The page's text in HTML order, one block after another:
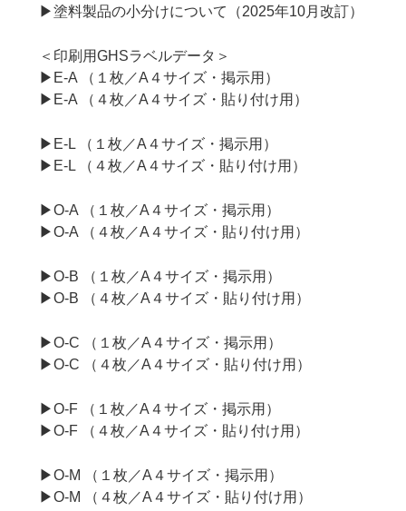
▶塗料製品の小分けについて（2025年10月改訂）
＜印刷用GHSラベルデータ＞
▶E-A （１枚／A４サイズ・掲示用）
▶E-A （４枚／A４サイズ・貼り付け用）
▶E-L （１枚／A４サイズ・掲示用）
▶E-L （４枚／A４サイズ・貼り付け用）
▶O-A （１枚／A４サイズ・掲示用）
▶O-A （４枚／A４サイズ・貼り付け用）
▶O-B （１枚／A４サイズ・掲示用）
▶O-B （４枚／A４サイズ・貼り付け用）
▶O-C （１枚／A４サイズ・掲示用）
▶O-C （４枚／A４サイズ・貼り付け用）
▶O-F （１枚／A４サイズ・掲示用）
▶O-F （４枚／A４サイズ・貼り付け用）
▶O-M （１枚／A４サイズ・掲示用）
▶O-M （４枚／A４サイズ・貼り付け用）